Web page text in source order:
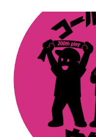
う。 ステッカーの画像を
る。ふと胸が熱くなる。
との全てが、正しいもの
もりだ。 だけどそれらは
とも思えて、人間的なつな
がここまで大きくなり、そ
くはずだ。 だから、続け
れた言葉。「『継続は力
は『共に継続する仲間が